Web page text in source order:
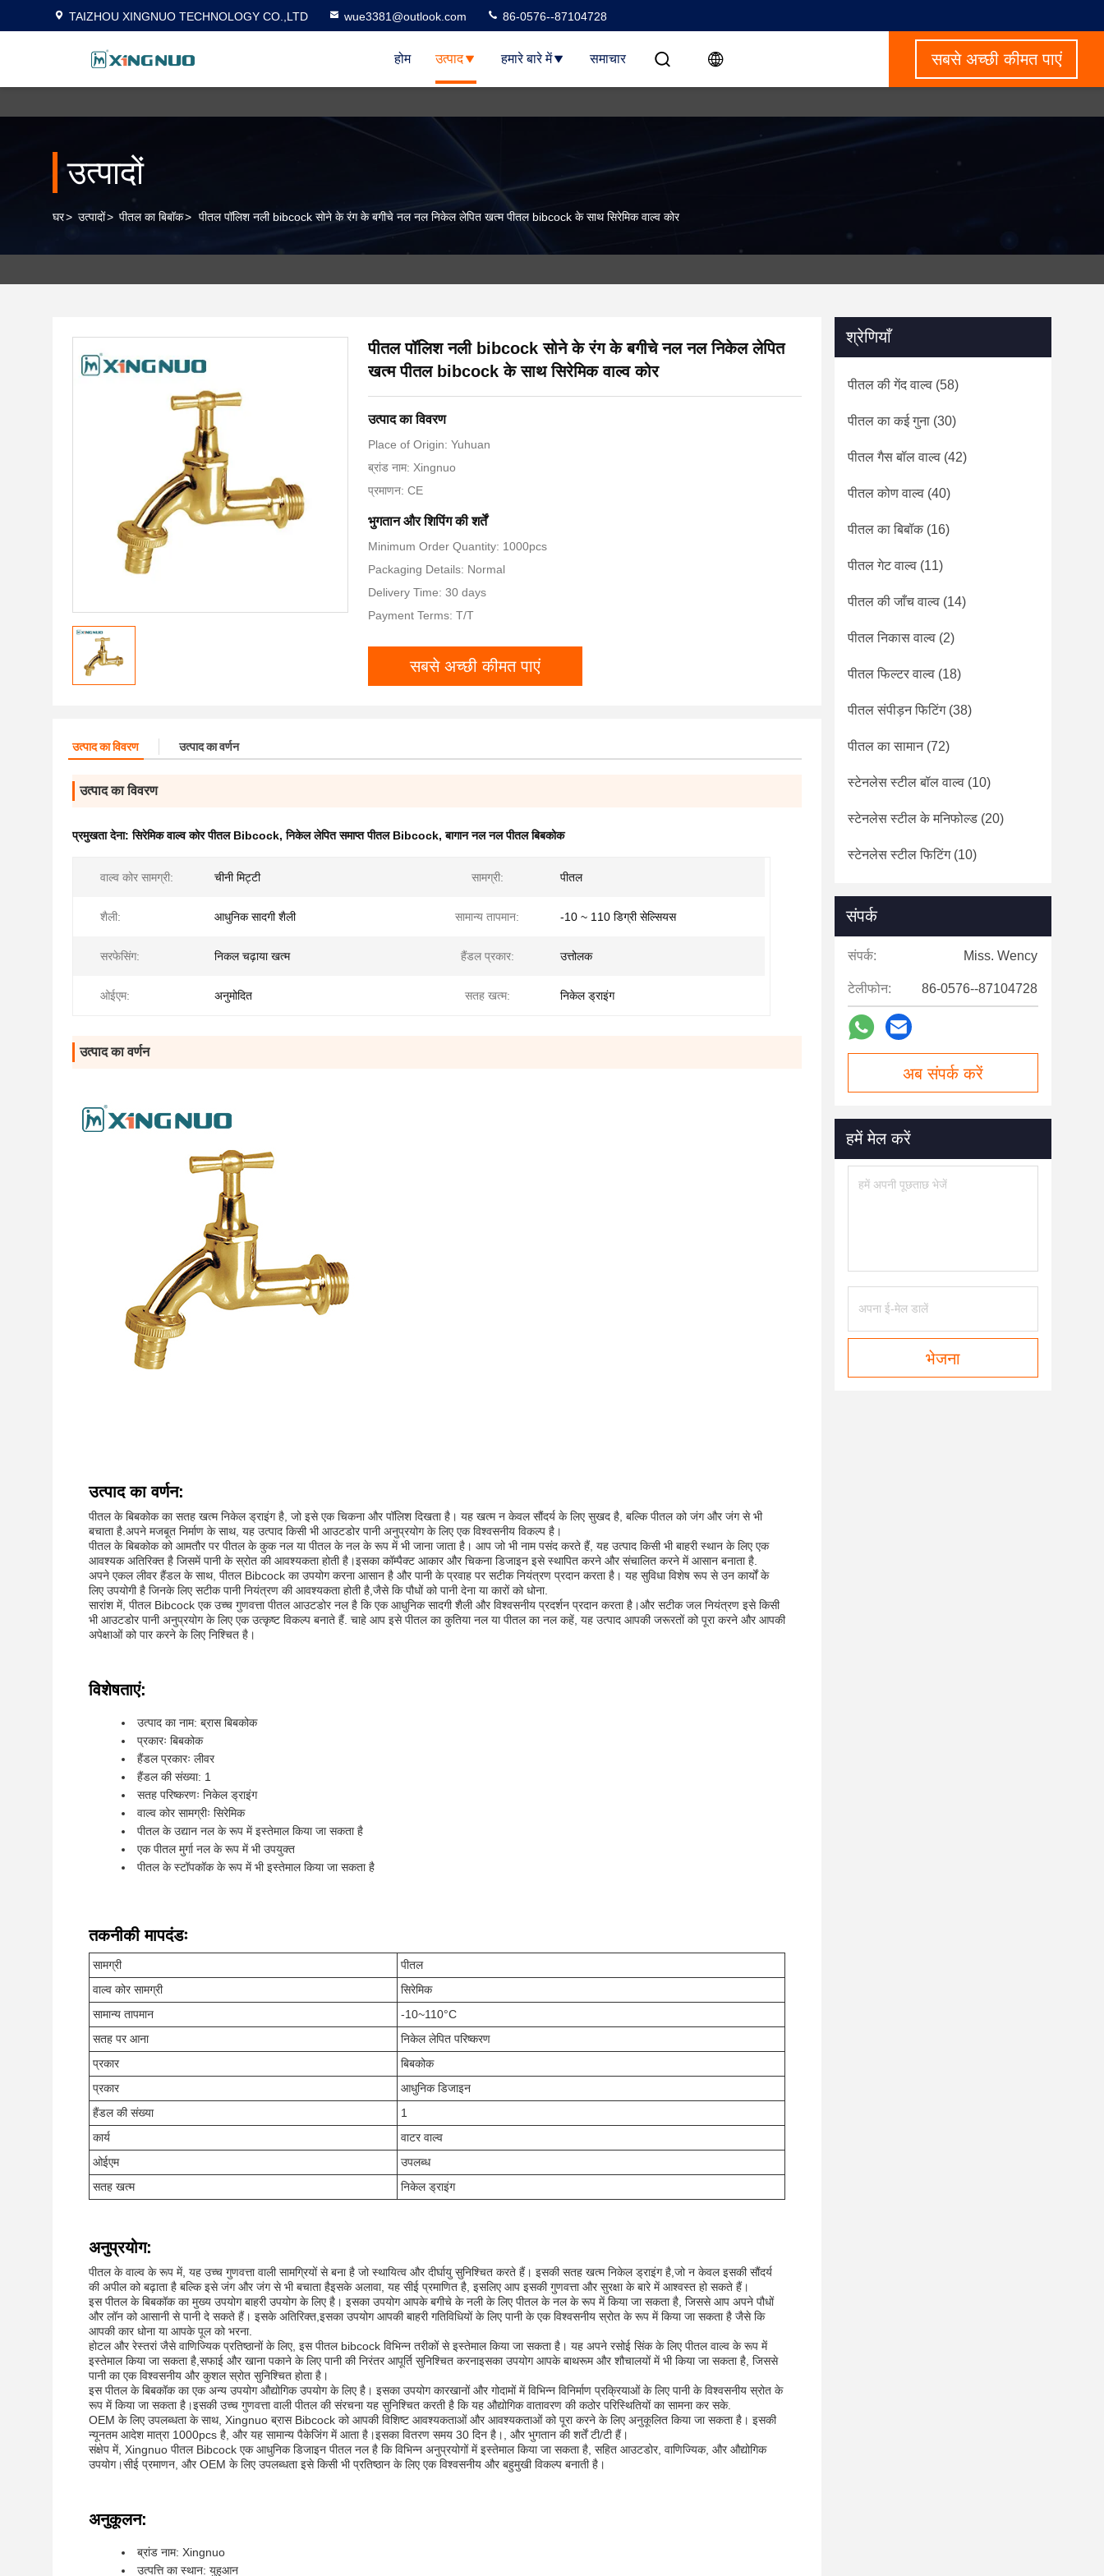
TAIZHOU XINGNUO TECHNOLOGY CO.,LTD wue3381@outlook.com 86-0576--87104728
होम उत्पाद हमारे बारे में समाचार सबसे अच्छी कीमत पाएं
उत्पादों
घर> उत्पादों> पीतल का बिबॉक> पीतल पॉलिश नली bibcock सोने के रंग के बगीचे नल नल निकेल लेपित खत्म पीतल bibcock के साथ सिरेमिक वाल्व कोर
पीतल पॉलिश नली bibcock सोने के रंग के बगीचे नल नल निकेल लेपित
खत्म पीतल bibcock के साथ सिरेमिक वाल्व कोर
उत्पाद का विवरण
Place of Origin: Yuhuan
ब्रांड नाम: Xingnuo
प्रमाणन: CE
भुगतान और शिपिंग की शर्तें
Minimum Order Quantity: 1000pcs
Packaging Details: Normal
Delivery Time: 30 days
Payment Terms: T/T
सबसे अच्छी कीमत पाएं
उत्पाद का विवरण उत्पाद का वर्णन
उत्पाद का विवरण
प्रमुखता देना:सिरेमिक वाल्व कोर पीतल Bibcock,निकेल लेपित समाप्त पीतल Bibcock,बागान नल नल पीतल बिबकोक
वाल्व कोर सामग्री: चीनी मिट्टी सामग्री: पीतल
शैली: आधुनिक सादगी शैली सामान्य तापमान: -10 ~ 110 डिग्री सेल्सियस
सरफेसिंग: निकल चढ़ाया खत्म हैंडल प्रकार: उत्तोलक
ओईएम: अनुमोदित सतह खत्म: निकेल ड्राइंग
उत्पाद का वर्णन
उत्पाद का वर्णन:
पीतल के बिबकोक का सतह खत्म निकेल ड्राइंग है, जो इसे एक चिकना और पॉलिश दिखता है। यह खत्म न केवल सौंदर्य के लिए सुखद है, बल्कि पीतल को जंग और जंग से भी
बचाता है.अपने मजबूत निर्माण के साथ, यह उत्पाद किसी भी आउटडोर पानी अनुप्रयोग के लिए एक विश्वसनीय विकल्प है।
पीतल के बिबकोक को आमतौर पर पीतल के कुक नल या पीतल के नल के रूप में भी जाना जाता है। आप जो भी नाम पसंद करते हैं, यह उत्पाद किसी भी बाहरी स्थान के लिए एक
आवश्यक अतिरिक्त है जिसमें पानी के स्रोत की आवश्यकता होती है।इसका कॉम्पैक्ट आकार और चिकना डिजाइन इसे स्थापित करने और संचालित करने में आसान बनाता है.
अपने एकल लीवर हैंडल के साथ, पीतल Bibcock का उपयोग करना आसान है और पानी के प्रवाह पर सटीक नियंत्रण प्रदान करता है। यह सुविधा विशेष रूप से उन कार्यों के
लिए उपयोगी है जिनके लिए सटीक पानी नियंत्रण की आवश्यकता होती है,जैसे कि पौधों को पानी देना या कारों को धोना.
सारांश में, पीतल Bibcock एक उच्च गुणवत्ता पीतल आउटडोर नल है कि एक आधुनिक सादगी शैली और विश्वसनीय प्रदर्शन प्रदान करता है।और सटीक जल नियंत्रण इसे किसी
भी आउटडोर पानी अनुप्रयोग के लिए एक उत्कृष्ट विकल्प बनाते हैं. चाहे आप इसे पीतल का कुतिया नल या पीतल का नल कहें, यह उत्पाद आपकी जरूरतों को पूरा करने और आपकी
अपेक्षाओं को पार करने के लिए निश्चित है।
विशेषताएं:
उत्पाद का नाम: ब्रास बिबकोक
प्रकारः बिबकोक
हैंडल प्रकारः लीवर
हैंडल की संख्या: 1
सतह परिष्करणः निकेल ड्राइंग
वाल्व कोर सामग्रीः सिरेमिक
पीतल के उद्यान नल के रूप में इस्तेमाल किया जा सकता है
एक पीतल मुर्गा नल के रूप में भी उपयुक्त
पीतल के स्टॉपकॉक के रूप में भी इस्तेमाल किया जा सकता है
तकनीकी मापदंडः
सामग्री
पीतल
वाल्व कोर सामग्री
सिरेमिक
सामान्य तापमान
-10~110°C
सतह पर आना
निकेल लेपित परिष्करण
प्रकार
बिबकोक
प्रकार
आधुनिक डिजाइन
हैंडल की संख्या
1
कार्य
वाटर वाल्व
ओईएम
उपलब्ध
सतह खत्म
निकेल ड्राइंग
अनुप्रयोग:
पीतल के वाल्व के रूप में, यह उच्च गुणवत्ता वाली सामग्रियों से बना है जो स्थायित्व और दीर्घायु सुनिश्चित करते हैं। इसकी सतह खत्म निकेल ड्राइंग है,जो न केवल इसकी सौंदर्य
की अपील को बढ़ाता है बल्कि इसे जंग और जंग से भी बचाता हैइसके अलावा, यह सीई प्रमाणित है, इसलिए आप इसकी गुणवत्ता और सुरक्षा के बारे में आश्वस्त हो सकते हैं।
इस पीतल के बिबकॉक का मुख्य उपयोग बाहरी उपयोग के लिए है। इसका उपयोग आपके बगीचे के नली के लिए पीतल के नल के रूप में किया जा सकता है, जिससे आप अपने पौधों
और लॉन को आसानी से पानी दे सकते हैं। इसके अतिरिक्त,इसका उपयोग आपकी बाहरी गतिविधियों के लिए पानी के एक विश्वसनीय स्रोत के रूप में किया जा सकता है जैसे कि
आपकी कार धोना या आपके पूल को भरना.
होटल और रेस्तरां जैसे वाणिज्यिक प्रतिष्ठानों के लिए, इस पीतल bibcock विभिन्न तरीकों से इस्तेमाल किया जा सकता है। यह अपने रसोई सिंक के लिए पीतल वाल्व के रूप में
इस्तेमाल किया जा सकता है,सफाई और खाना पकाने के लिए पानी की निरंतर आपूर्ति सुनिश्चित करनाइसका उपयोग आपके बाथरूम और शौचालयों में भी किया जा सकता है, जिससे
पानी का एक विश्वसनीय और कुशल स्रोत सुनिश्चित होता है।
इस पीतल के बिबकॉक का एक अन्य उपयोग औद्योगिक उपयोग के लिए है। इसका उपयोग कारखानों और गोदामों में विभिन्न विनिर्माण प्रक्रियाओं के लिए पानी के विश्वसनीय स्रोत के
रूप में किया जा सकता है।इसकी उच्च गुणवत्ता वाली पीतल की संरचना यह सुनिश्चित करती है कि यह औद्योगिक वातावरण की कठोर परिस्थितियों का सामना कर सके.
OEM के लिए उपलब्धता के साथ, Xingnuo ब्रास Bibcock को आपकी विशिष्ट आवश्यकताओं और आवश्यकताओं को पूरा करने के लिए अनुकूलित किया जा सकता है। इसकी
न्यूनतम आदेश मात्रा 1000pcs है, और यह सामान्य पैकेजिंग में आता है।इसका वितरण समय 30 दिन है।, और भुगतान की शर्तें टी/टी हैं।
संक्षेप में, Xingnuo पीतल Bibcock एक आधुनिक डिजाइन पीतल नल है कि विभिन्न अनुप्रयोगों में इस्तेमाल किया जा सकता है, सहित आउटडोर, वाणिज्यिक, और औद्योगिक
उपयोग।सीई प्रमाणन, और OEM के लिए उपलब्धता इसे किसी भी प्रतिष्ठान के लिए एक विश्वसनीय और बहुमुखी विकल्प बनाती है।
अनुकूलन:
ब्रांड नाम: Xingnuo
उत्पत्ति का स्थान: युहुआन
श्रेणियाँ
पीतल की गेंद वाल्व (58)
पीतल का कई गुना (30)
पीतल गैस बॉल वाल्व (42)
पीतल कोण वाल्व (40)
पीतल का बिबॉक (16)
पीतल गेट वाल्व (11)
पीतल की जाँच वाल्व (14)
पीतल निकास वाल्व (2)
पीतल फिल्टर वाल्व (18)
पीतल संपीड़न फिटिंग(38)
पीतल का सामान(72)
स्टेनलेस स्टील बॉल वाल्व (10)
स्टेनलेस स्टील के मनिफोल्ड (20)
स्टेनलेस स्टील फिटिंग(10)
संपर्क
संपर्क: Miss. Wency
टेलीफोन: 86-0576--87104728
अब संपर्क करें
हमें मेल करें
भेजना